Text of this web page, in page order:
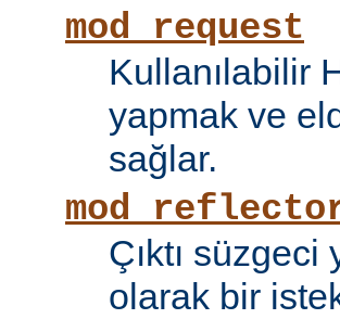
mod_request
Kullanılabilir
yapmak ve
sağlar.
Çıktı süzgeci
olarak bir